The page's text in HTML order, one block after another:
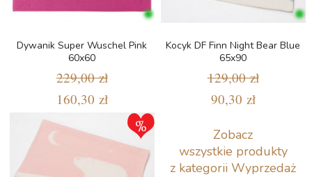
Dywanik Super Wuschel Pink
60x60
229,00 zł
160,30 zł
Kocyk DF Finn Night Bear Blue
65x90
129,00 zł
90,30 zł
Zobacz
wszystkie produkty
z kategorii Wyprzedaż